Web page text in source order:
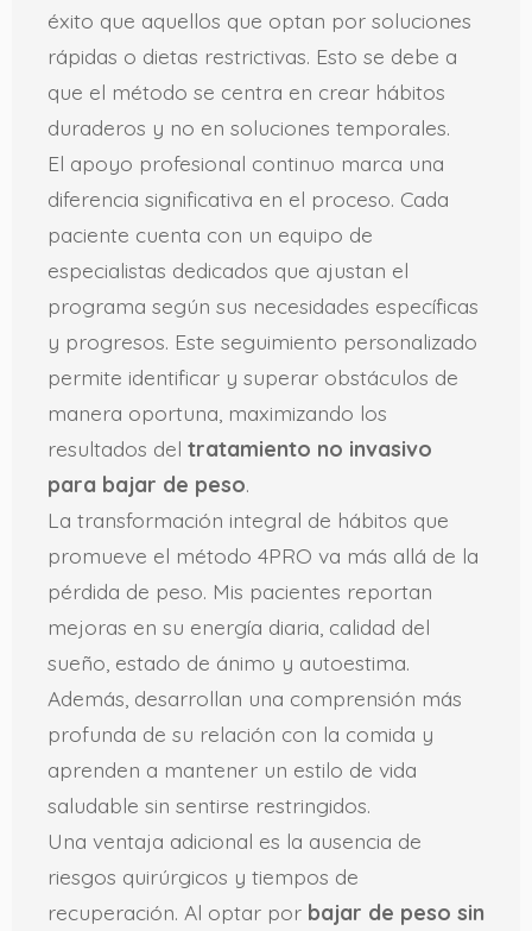
éxito que aquellos que optan por soluciones
rápidas o dietas restrictivas. Esto se debe a
que el método se centra en crear hábitos
duraderos y no en soluciones temporales.
El apoyo profesional continuo marca una
diferencia significativa en el proceso. Cada
paciente cuenta con un equipo de
especialistas dedicados que ajustan el
programa según sus necesidades específicas
y progresos. Este seguimiento personalizado
permite identificar y superar obstáculos de
manera oportuna, maximizando los
resultados del tratamiento no invasivo
para bajar de peso.
La transformación integral de hábitos que
promueve el método 4PRO va más allá de la
pérdida de peso. Mis pacientes reportan
mejoras en su energía diaria, calidad del
sueño, estado de ánimo y autoestima.
Además, desarrollan una comprensión más
profunda de su relación con la comida y
aprenden a mantener un estilo de vida
saludable sin sentirse restringidos.
Una ventaja adicional es la ausencia de
riesgos quirúrgicos y tiempos de
recuperación. Al optar por bajar de peso sin